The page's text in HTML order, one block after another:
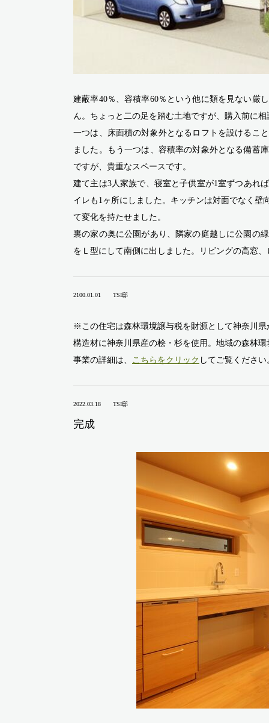
建蔽率40％、容積率60％という他に類を見ない厳
ん。ちょっと二の足を踏む土地ですが、購入前に
一つは、床面積の対象外となるロフトを設けるこ
ました。もう一つは、容積率の対象外となる備蓄
ですが、貴重なスペースです。
建て主は3人家族で、寝室と子供室が1室ずつあれ
イレも1ヶ所にしました。キッチンは対面でなく
て変化を持たせました。
裏の家の奥に公園があり、隣家の庭越しに公園の
をＬ型にして南側に出しました。リビングの高窓
2100.01.01 TSI邸
※この住宅は森林環境譲与税を財源として神奈川
構造材に神奈川県産の桧・杉を使用。地域の森林
事業の詳細は、
こちらをクリック してご覧ください
2022.03.18 TSI邸
完成